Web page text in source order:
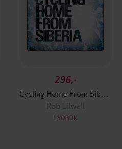
296,-
Rob Lilwall
LYDBOK